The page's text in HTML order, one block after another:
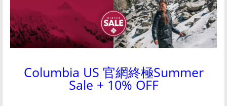
Columbia US 官網終極Summer
Sale + 10% OFF